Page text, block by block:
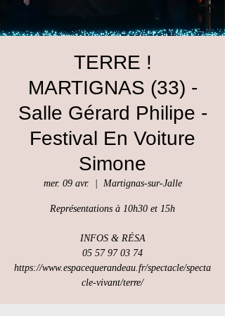
TERRE !
MARTIGNAS (33) -
Salle Gérard Philipe -
Festival En Voiture
Simone
mer. 09 avr. Martignas-sur-Jalle
Représentations à 10h30 et 15h
INFOS & RÉSA
05 57 97 03 74
https://www.espacequerandeau.fr/spectacle/specta